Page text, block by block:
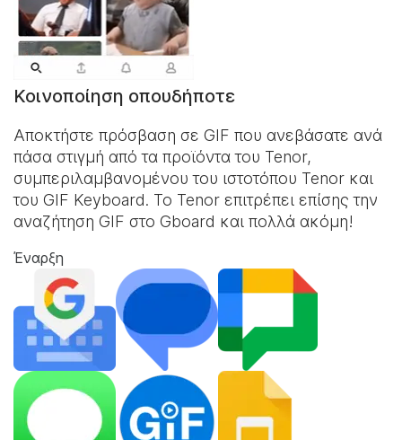
Κοινοποίηση οπουδήποτε
Αποκτήστε πρόσβαση σε GIF που ανεβάσατε ανά
πάσα στιγμή από τα προϊόντα του Tenor,
συμπεριλαμβανομένου του ιστοτόπου Tenor και
του GIF Keyboard. Το Tenor επιτρέπει επίσης την
αναζήτηση GIF στο Gboard και πολλά ακόμη!
Έναρξη